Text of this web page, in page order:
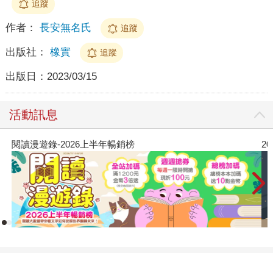
追蹤
作者： 長安無名氏 追蹤
出版社： 橡實 追蹤
出版日： 2023/03/15
活動訊息
閱讀漫遊錄-2026上半年暢銷榜